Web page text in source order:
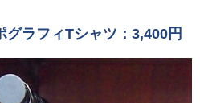
ラフィTシャツ：3,400円